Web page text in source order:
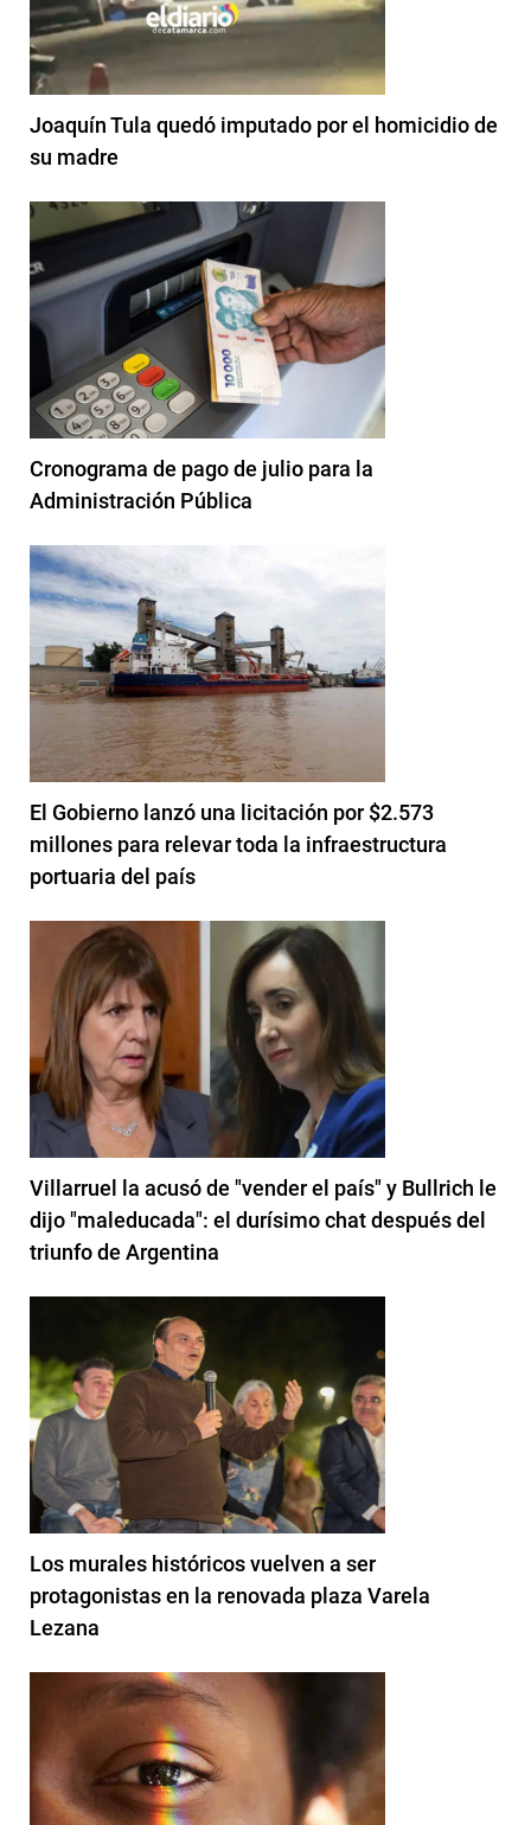
Joaquín Tula quedó imputado por el homicidio de
su madre
Cronograma de pago de julio para la
Administración Pública
El Gobierno lanzó una licitación por $2.573
millones para relevar toda la infraestructura
portuaria del país
Villarruel la acusó de "vender el país" y Bullrich le
dijo "maleducada": el durísimo chat después del
triunfo de Argentina
Los murales históricos vuelven a ser
protagonistas en la renovada plaza Varela
Lezana